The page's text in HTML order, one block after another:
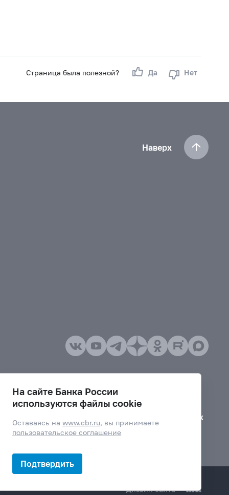
Страница была полезной? Да Нет
Наверх
Версия для слабовидящих
Дизайн сайта —
На сайте Банка России
используются файлы cookie
Оставаясь наwww.cbr.ru, вы принимаете
пользовательское соглашение
Подтвердить